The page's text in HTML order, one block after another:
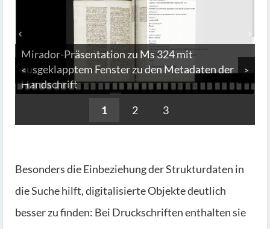
Mirador-Präsentation zu Ms 324 mit
ausgeklapptem Fenster zu den Metadaten der
Handschrift
< >
1 2 3
Besonders die Einbeziehung der Strukturdaten in
die Suche hilft, digitalisierte Objekte deutlich
besser zu finden: Bei Druckschriften enthalten sie